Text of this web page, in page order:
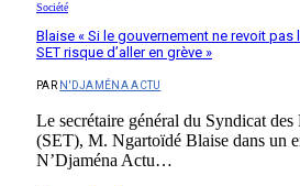
Société
Blaise « Si le gouvernement ne revoit
SET risque d’aller en grève »
PAR N'DJAMÉNA ACTU
Le secrétaire général du Syndicat des
(SET), M. Ngartoïdé Blaise dans un
N’Djaména Actu…